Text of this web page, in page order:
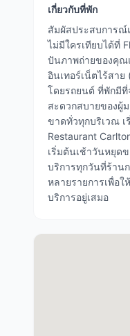
เกี่ยวกับที่พัก
สัมผัสประสบการณ์
ไม่มีใครเทียบได้ที่
ปันภาพถ่ายของคุณ
อินเทอร์เน็ตไร้สา
โดยรถยนต์ ที่พักมี
สะดวกสบายของผู้
ขาดทั่วทุกบริเวณ
Restaurant
เริ่มต้นเช้าวันหยุด
บริการทุกวันที่ร้าน
หลายรายการเพื่อ
บริการอยู่เสมอ